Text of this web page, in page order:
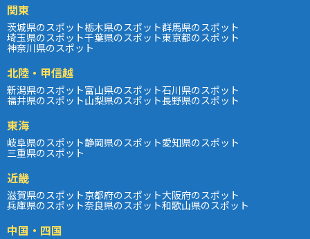
関東
茨城県のスポット栃木県のスポット群馬県のスポット
埼玉県のスポット千葉県のスポット東京都のスポット
神奈川県のスポット
北陸・甲信越
新潟県のスポット富山県のスポット石川県のスポット
福井県のスポット山梨県のスポット長野県のスポット
東海
岐阜県のスポット静岡県のスポット愛知県のスポット
三重県のスポット
近畿
滋賀県のスポット京都府のスポット大阪府のスポット
兵庫県のスポット奈良県のスポット和歌山県のスポット
中国・四国